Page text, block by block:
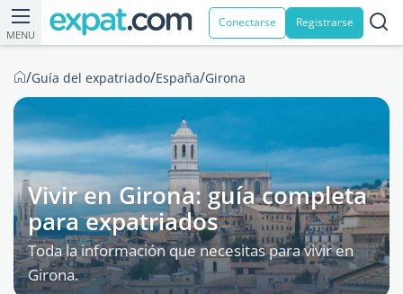
MENU
Conectarse Registrarse
/Guía del expatriado/España/Girona
Vivir en Girona: guía completa
para expatriados
Toda la información que necesitas para vivir en
Girona.